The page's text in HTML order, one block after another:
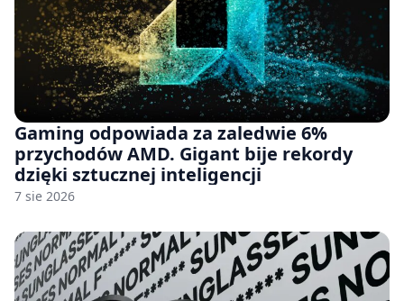
Gaming odpowiada za zaledwie 6%
przychodów AMD. Gigant bije rekordy
dzięki sztucznej inteligencji
7 sie 2026